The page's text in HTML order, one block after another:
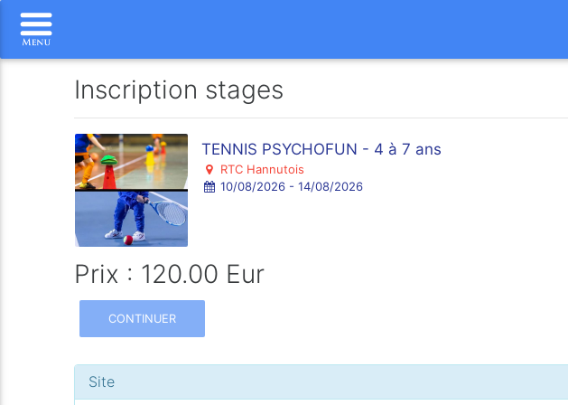
Inscription stages
TENNIS PSYCHOFUN - 4 à 7 ans
RTC Hannutois
10/08/2026 - 14/08/2026
Prix : 120.00 Eur
CONTINUER
Site